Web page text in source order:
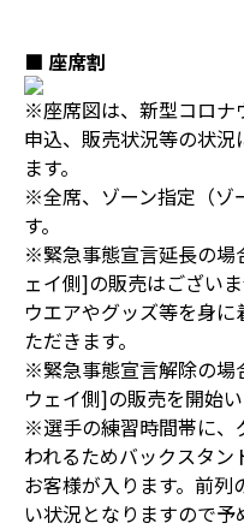
■ 座席割
※座席図は、新型コロナ
申込、販売状況等の状
ます。
※全席、ゾーン指定（ゾ
す。
※緊急事態宣言延長の場
ェイ側]の販売はござい
ウエアやグッズ等を身
ただきます。
※緊急事態宣言解除の場
ウェイ側]の販売を開始い
※選手の練習時間帯に、
われるためバックスタ
お客様が入ります。前列
い状況となりますので予